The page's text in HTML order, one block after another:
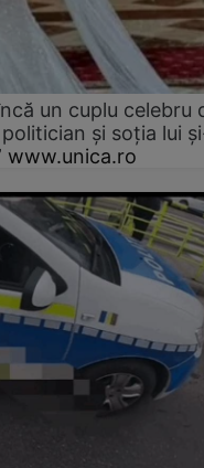
un cuplu celebru
și soția lui
www.unica.ro